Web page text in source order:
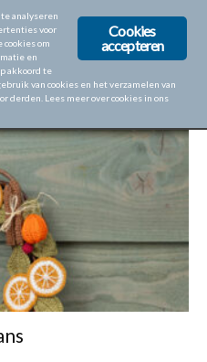
Cookies
accepteren
analyseren
voor
cookies om
en
akkoord te
van cookies en het verzamelen van
derden. Lees meer over cookies in ons